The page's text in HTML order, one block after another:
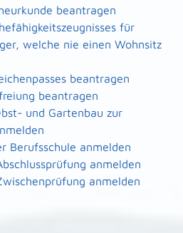
beantragen
für
welche nie einen Wohnsitz
beantragen
beantragen
und Gartenbau zur
Berufsschule anmelden
anmelden
anmelden